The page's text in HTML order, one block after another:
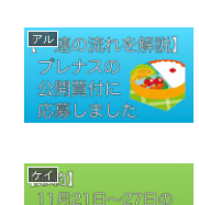
アル
ケイ